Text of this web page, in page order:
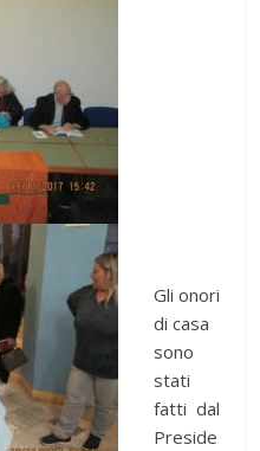
Gli onori
di casa
sono
stati
fatti dal
Preside